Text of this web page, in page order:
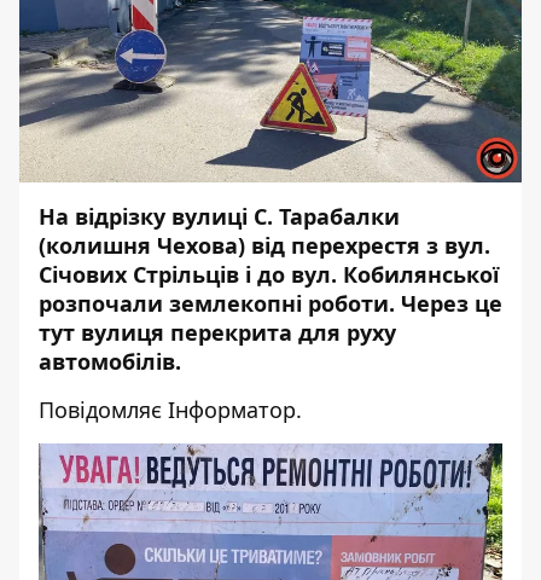
На відрізку вулиці С. Тарабалки
(колишня Чехова) від перехрестя з вул.
Січових Стрільців і до вул. Кобилянської
розпочали землекопні роботи. Через це
тут вулиця перекрита для руху
автомобілів.
Повідомляє Інформатор.